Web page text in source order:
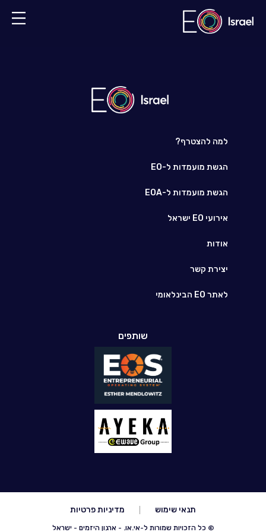
למה להצטרף?
הגשת מועמדות ל-EO
הגשת מועמדות ל-EOA
אירועי EO ישראל
אודות
יצירת קשר
לאתר EO הבינלאומי
שותפים
© כל הזכויות שמורות ל-אי.או. - ארגון היזמים - ישראל
תנאי שימוש מדיניות פרטיות